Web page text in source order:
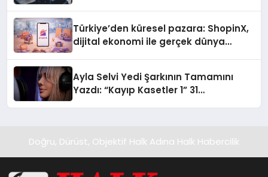
Türkiye’den küresel pazara: ShopinX,
dijital ekonomi ile gerçek dünya
Ayla Selvi Yedi Şarkının Tamamını
Yazdı: “Kayıp Kasetler 1” 31
Doğru, Dürüst, Objektif Halk Adına Halk Habercilik